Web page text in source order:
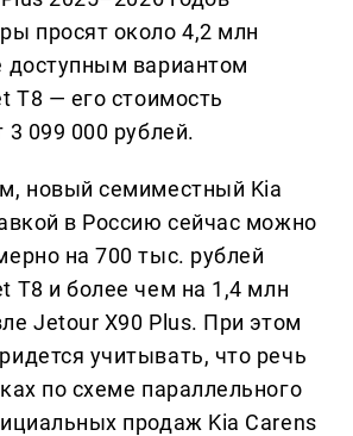
просят около 4,2 млн
доступным вариантом
T8 — его стоимость
3 099 000 рублей.
новый семиместный Kia
в Россию сейчас можно
на 700 тыс. рублей
T8 и более чем на 1,4 млн
Jetour X90 Plus. При этом
учитывать, что речь
по схеме параллельного
продаж Kia Carens